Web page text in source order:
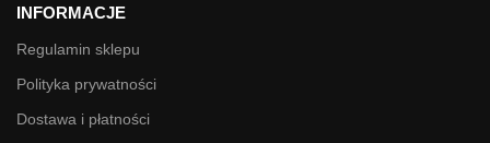
INFORMACJE
Regulamin sklepu
Polityka prywatności
Dostawa i płatności